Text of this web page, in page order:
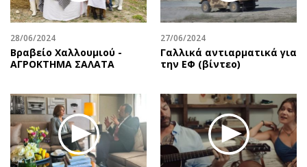
28/06/2024
Βραβείο Χαλλουμιού -
ΑΓΡΟΚΤΗΜΑ ΣΑΛΑΤΑ
27/06/2024
Γαλλικά αντιαρματικά για
την ΕΦ (βίντεο)